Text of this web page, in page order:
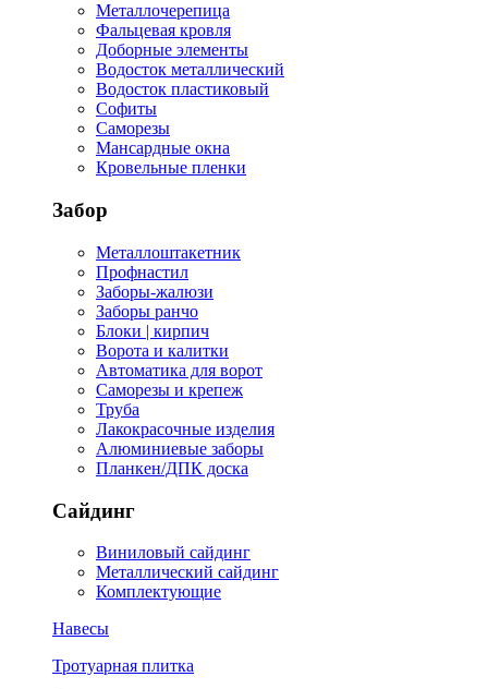
Металлочерепица
Фальцевая кровля
Доборные элементы
Водосток металлический
Водосток пластиковый
Софиты
Саморезы
Мансардные окна
Кровельные пленки
Забор
Металлоштакетник
Профнастил
Заборы-жалюзи
Заборы ранчо
Блоки | кирпич
Ворота и калитки
Автоматика для ворот
Саморезы и крепеж
Труба
Лакокрасочные изделия
Алюминиевые заборы
Планкен/ДПК доска
Сайдинг
Виниловый сайдинг
Металлический сайдинг
Комплектующие
Навесы
Тротуарная плитка